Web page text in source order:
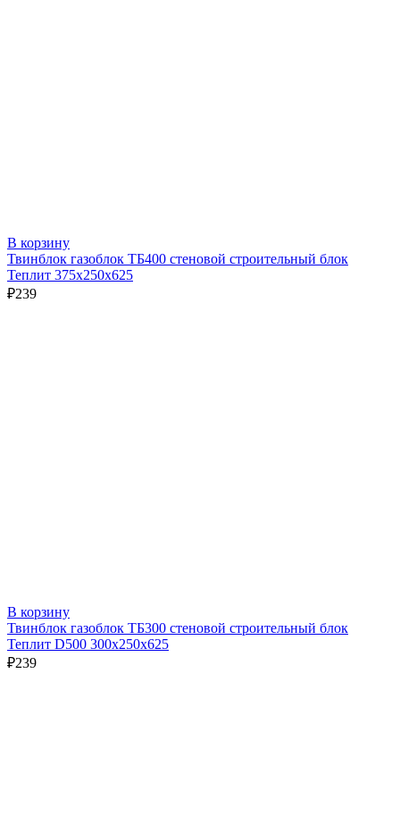
В корзину
Твинблок газоблок ТБ400 стеновой строительный блок
Теплит 375х250х625
₽239
В корзину
Твинблок газоблок ТБ300 стеновой строительный блок
Теплит D500 300х250х625
₽239